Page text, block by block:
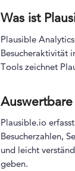
Was ist
Plausible
Besucheraktivität
Tools zeichnet
Plausible.io
Besucherzahlen,
und leicht
geben.